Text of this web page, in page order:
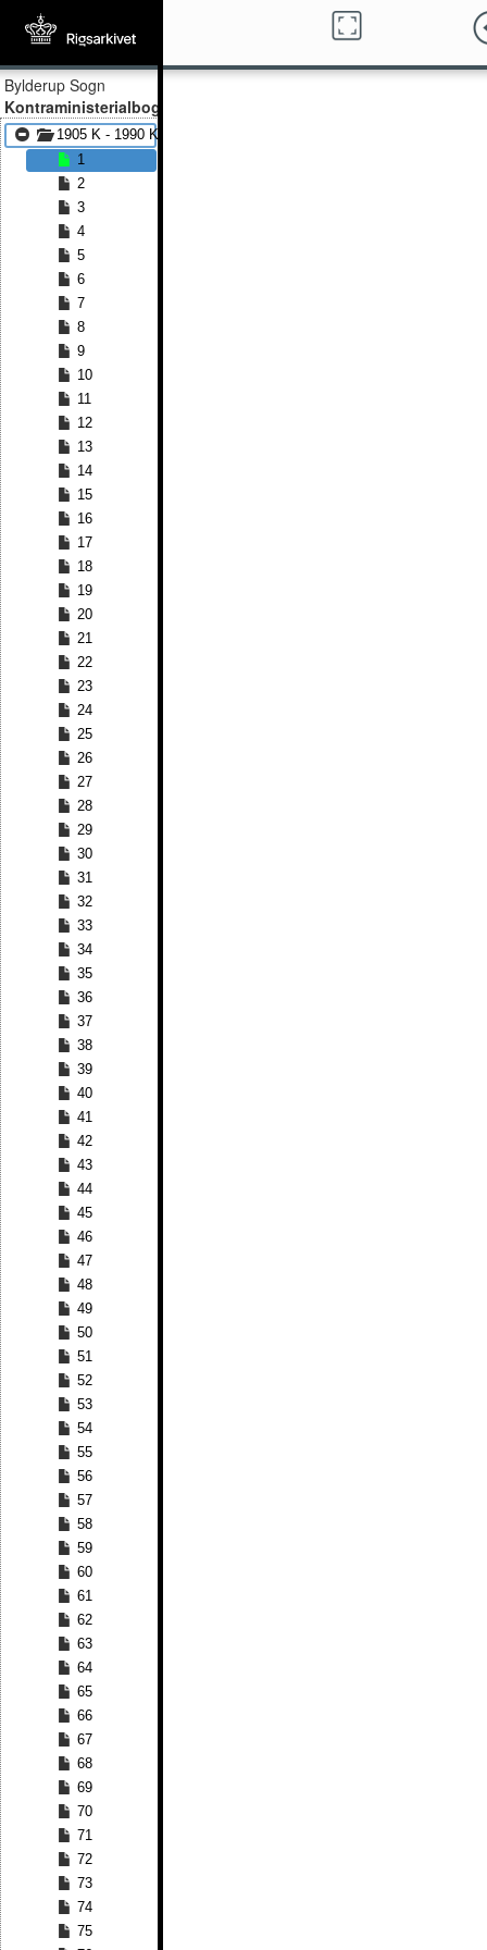
Bylderup Sogn
Kontraministerialbog
1905 K - 1990 K
1
2
3
4
5
6
7
8
9
10
11
12
13
14
15
16
17
18
19
20
21
22
23
24
25
26
27
28
29
30
31
32
33
34
35
36
37
38
39
40
41
42
43
44
45
46
47
48
49
50
51
52
53
54
55
56
57
58
59
60
61
62
63
64
65
66
67
68
69
70
71
72
73
74
75